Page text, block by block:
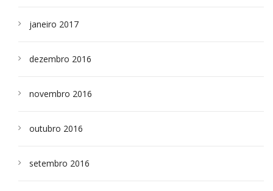
janeiro 2017
dezembro 2016
novembro 2016
outubro 2016
setembro 2016